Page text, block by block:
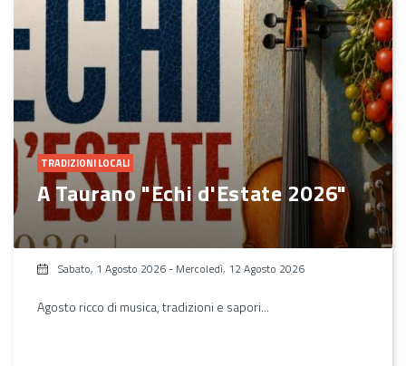
TRADIZIONI LOCALI
A Taurano "Echi d'Estate 2026"
Sabato, 1 Agosto 2026 - Mercoledì, 12 Agosto 2026
Agosto ricco di musica, tradizioni e sapori...